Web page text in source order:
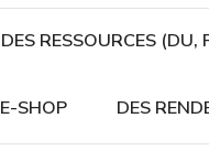
DES RESSOURCES (DU,
E-SHOP DES